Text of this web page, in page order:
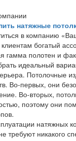
натяжные
в компанию
богатый
гамма полотен и
идеальный
Потолочные
Во-первых, они
Во-вторых,
поэтому они
натяжных
требуют никакого